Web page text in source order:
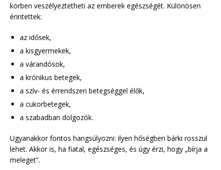
körben veszélyeztetheti az emberek egészségét. Különösen
érintettek:
az idősek,
a kisgyermekek,
a várandósok,
a krónikus betegek,
a szív- és érrendszeri betegséggel élők,
a cukorbetegek,
a szabadban dolgozók.
Ugyanakkor fontos hangsúlyozni: ilyen hőségben bárki rosszul
lehet. Akkor is, ha fiatal, egészséges, és úgy érzi, hogy „bírja a
meleget”.